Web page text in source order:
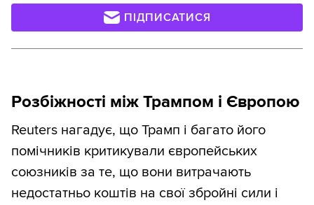
ПІДПИСАТИСЯ
Розбіжності між Трампом і Європою
Reuters нагадує, що Трамп і багато його
помічників критикували європейських
союзників за те, що вони витрачають
недостатньо коштів на свої збройні сили і